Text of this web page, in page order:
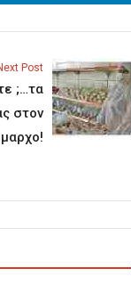
Post
;…τα
στον